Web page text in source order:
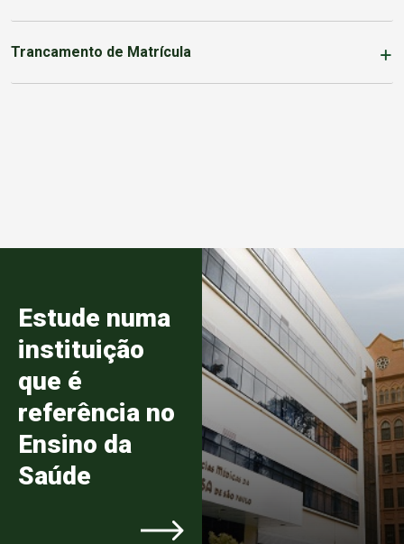
Trancamento de Matrícula
Estude numa
instituição
que é
referência no
Ensino da
Saúde